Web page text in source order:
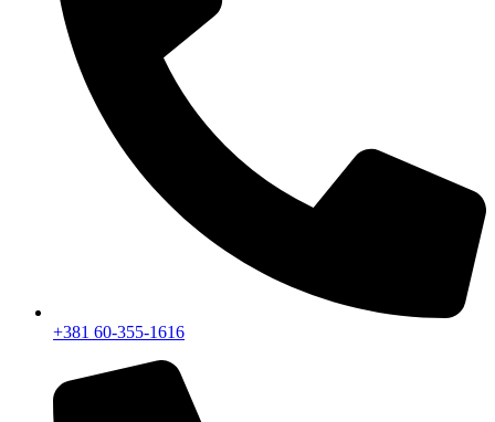
+381 60-355-1616